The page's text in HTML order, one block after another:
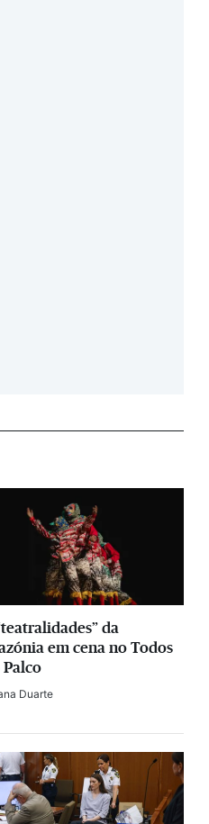
da
em cena no Todos
Palco
Duarte